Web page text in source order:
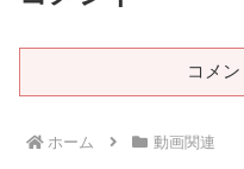
コメ
ホーム 動画関連